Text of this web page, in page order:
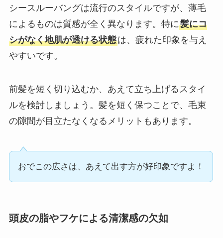
シースルーバングは流行のスタイルですが、薄毛
によるものは質感が全く異なります。特に髪にコ
シがなく地肌が透ける状態は、疲れた印象を与え
やすいです。
前髪を短く切り込むか、あえて立ち上げるスタイ
ルを検討しましょう。髪を短く保つことで、毛束
の隙間が目立たなくなるメリットもあります。
おでこの広さは、あえて出す方が好印象ですよ！
頭皮の脂やフケによる清潔感の欠如